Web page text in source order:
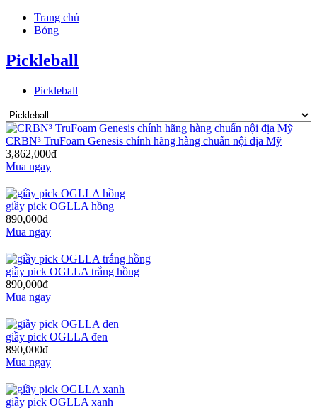
Trang chủ
Bóng
Pickleball
Pickleball
CRBN³ TruFoam Genesis chính hãng hàng chuẩn nội địa Mỹ
3,862,000đ
Mua ngay
giầy pick OGLLA hồng
890,000đ
Mua ngay
giầy pick OGLLA trắng hồng
890,000đ
Mua ngay
giầy pick OGLLA đen
890,000đ
Mua ngay
giầy pick OGLLA xanh